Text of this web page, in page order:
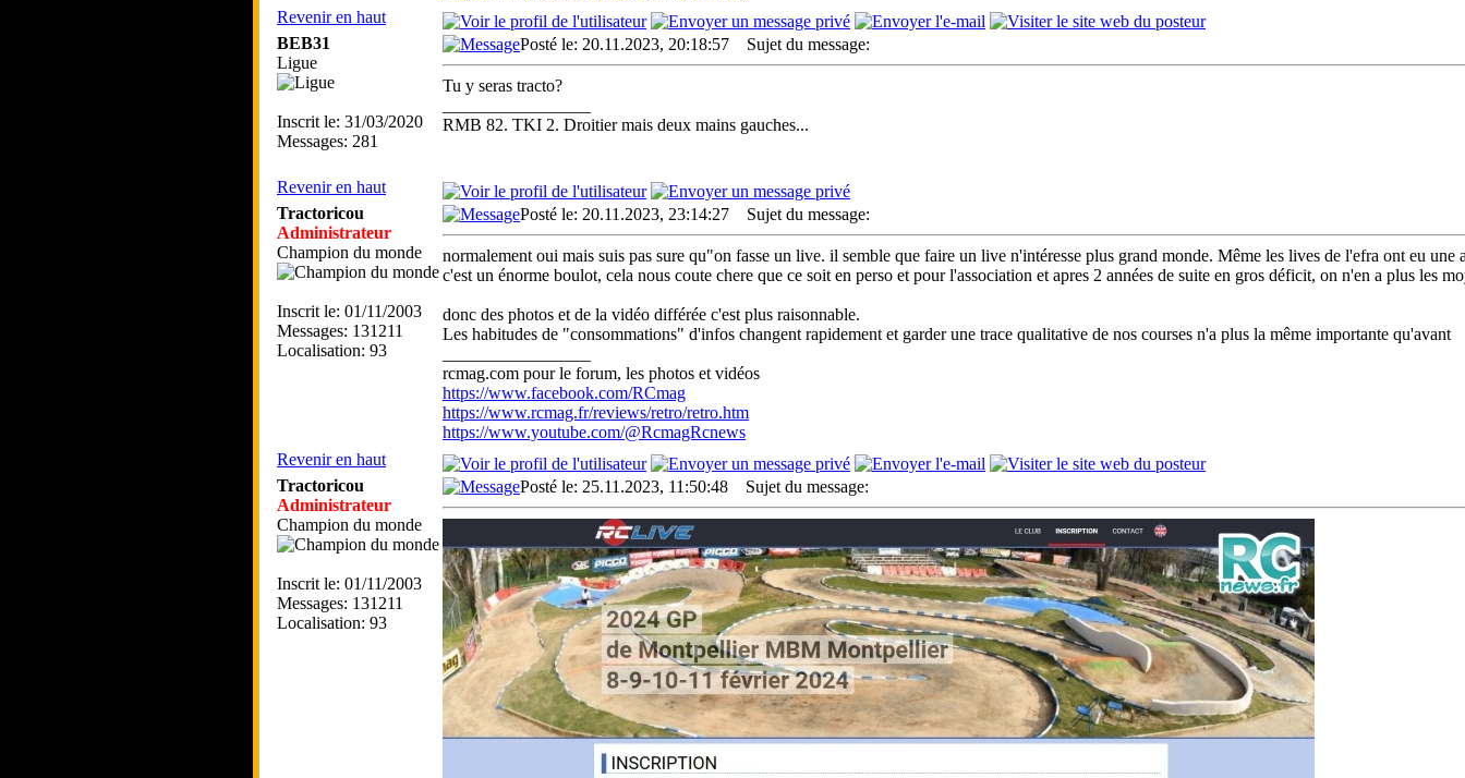
Revenir en haut
BEB31
Ligue
Inscrit le: 31/03/2020
Messages: 281
Posté le: 20.11.2023, 20:18:57 Sujet du message:
Tu y seras tracto?
RMB 82. TKI 2. Droitier mais deux mains gauches...
Revenir en haut
Tractoricou
Administrateur
Champion du monde
Inscrit le: 01/11/2003
Messages: 131211
Localisation: 93
Posté le: 20.11.2023, 23:14:27 Sujet du message:
normalement oui mais suis pas sure qu"on fasse un live. il semble que faire un live n'intéresse plus grand monde. Même les lives de l'efra ont eu une
c'est un énorme boulot, cela nous coute chere que ce soit en perso et pour l'association et apres 2 années de suite en gros déficit, on n'en a plus les
donc des photos et de la vidéo différée c'est plus raisonnable.
Les habitudes de "consommations" d'infos changent rapidement et garder une trace qualitative de nos courses n'a plus la même importante qu'avant
rcmag.com pour le forum, les photos et vidéos
https://www.facebook.com/RCmag
https://www.rcmag.fr/reviews/retro/retro.htm
https://www.youtube.com/@RcmagRcnews
Revenir en haut
Tractoricou
Administrateur
Champion du monde
Inscrit le: 01/11/2003
Messages: 131211
Localisation: 93
Posté le: 25.11.2023, 11:50:48 Sujet du message: